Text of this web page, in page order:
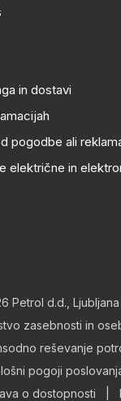
in dostavi
pogodbe ali
električne in
Petrol d.d., Ljubljana
zasebnosti in
reševanje
pogoji
o dostopnosti